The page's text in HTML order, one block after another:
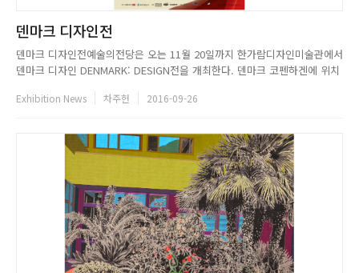
덴마크 디자인전
덴마크 디자인전예술의전당은 오는 11월 20일까지 한가람디자인미술관에서
덴마크 디자인 DENMARK: DESIGN전을 개최한다. 덴마크 코펜하겐에 위치
된 이번 전시에서는 덴마크 근대 디자인의 황금기라고 말할 수 있는 20세기
Exhibition News 차주헌 2016-09-26